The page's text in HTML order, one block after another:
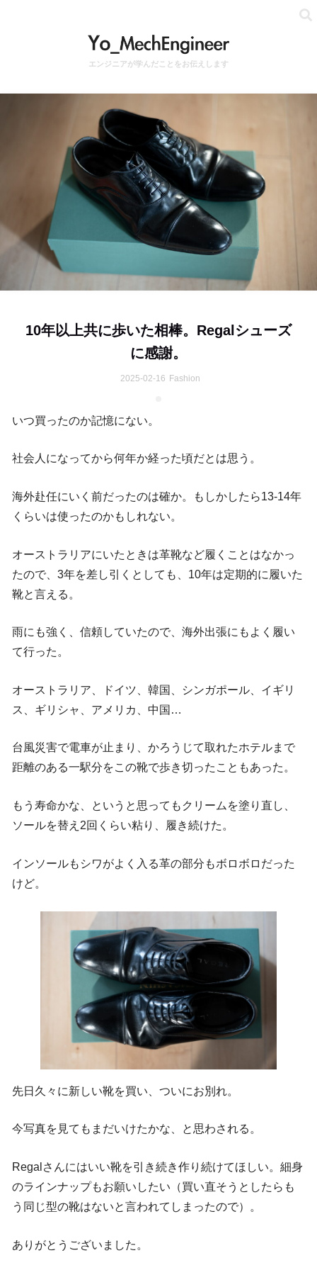
エンジニアが学んだことをお伝えします
10年以上共に歩いた相棒。Regalシューズ
に感謝。
2025-02-16 Fashion
いつ買ったのか記憶にない。
社会人になってから何年か経った頃だとは思う。
海外赴任にいく前だったのは確か。もしかしたら13-14年
くらいは使ったのかもしれない。
オーストラリアにいたときは革靴など履くことはなかっ
たので、3年を差し引くとしても、10年は定期的に履いた
靴と言える。
雨にも強く、信頼していたので、海外出張にもよく履い
て行った。
オーストラリア、ドイツ、韓国、シンガポール、イギリ
ス、ギリシャ、アメリカ、中国…
台風災害で電車が止まり、かろうじて取れたホテルまで
距離のある一駅分をこの靴で歩き切ったこともあった。
もう寿命かな、というと思ってもクリームを塗り直し、
ソールを替え2回くらい粘り、履き続けた。
インソールもシワがよく入る革の部分もボロボロだった
けど。
先日久々に新しい靴を買い、ついにお別れ。
今写真を見てもまだいけたかな、と思わされる。
Regalさんにはいい靴を引き続き作り続けてほしい。細身
のラインナップもお願いしたい（買い直そうとしたらも
う同じ型の靴はないと言われてしまったので）。
ありがとうございました。